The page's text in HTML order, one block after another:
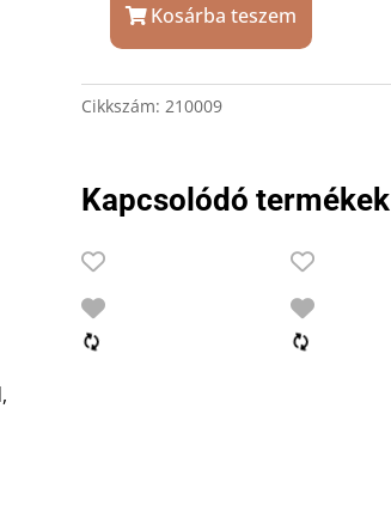
tálaló
gravírozással
35×15
Kosárba teszem
Cikkszám: 210009
Kapcsolódó termékek